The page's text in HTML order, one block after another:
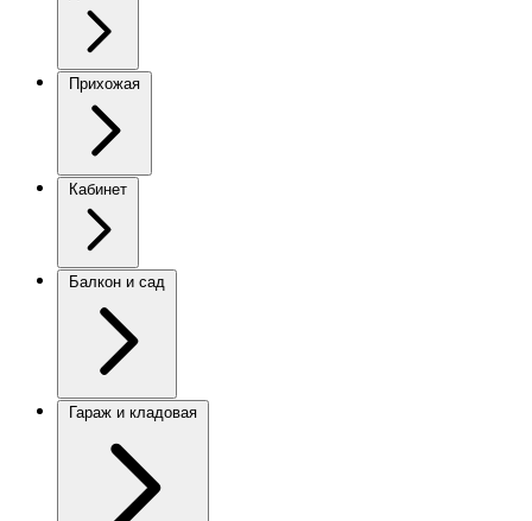
Прихожая
Кабинет
Балкон и сад
Гараж и кладовая